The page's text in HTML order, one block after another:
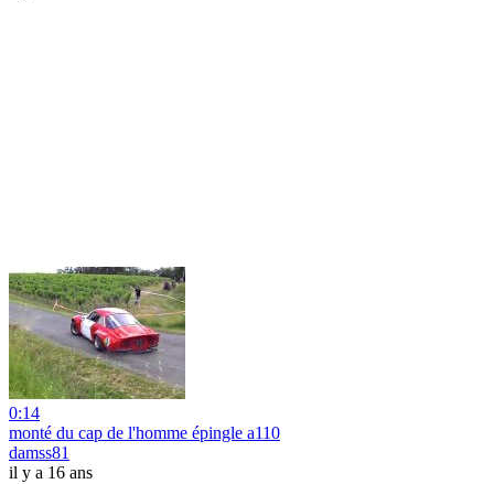
0:14
monté du cap de l'homme épingle a110
damss81
il y a 16 ans